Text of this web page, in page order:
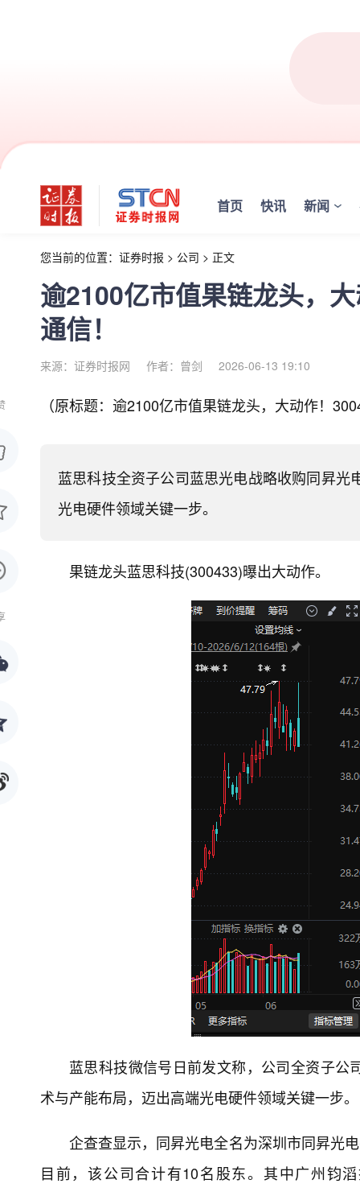
首页 快讯 新闻
您当前的位置： 证券时报 > 公司 > 正文
逾2100亿市值果链龙头，
通信！
来源：证券时报网 作者：曾剑 2026-06-13 19:10
（原标题：逾2100亿市值果链龙头，大动作！
蓝思科技全资子公司蓝思光电战略收购同昇
光电硬件领域关键一步。
果链龙头蓝思科技(300433)曝出大动作。
蓝思科技微信号日前发文称，公司全资子
术与产能布局，迈出高端光电硬件领域关键一步。
企查查显示，同昇光电全名为深圳市同昇光
目前，该公司合计有10名股东。其中广州钧